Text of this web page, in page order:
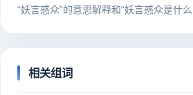
“妖言惑众”的意思解释和“妖言惑众是什
相关组词